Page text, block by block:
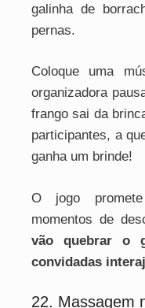
galinha de
pernas.
Coloque uma
organizadora
frango sai da
participantes, a
ganha um brinde!
O jogo
momentos de
vão quebrar o
convidadas
22. Massagem